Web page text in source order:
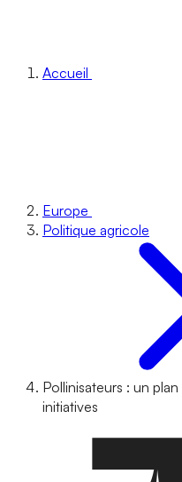
Accueil
Europe
Politique agricole
Pollinisateurs : un
initiatives